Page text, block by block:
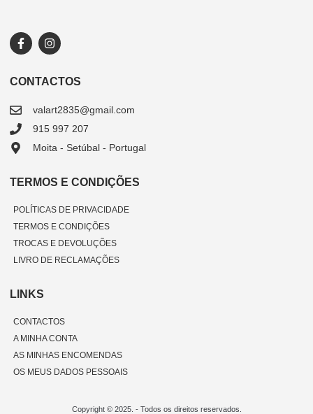
CONTACTOS
valart2835@gmail.com
915 997 207
Moita - Setúbal - Portugal
TERMOS E CONDIÇÕES
POLÍTICAS DE PRIVACIDADE
TERMOS E CONDIÇÕES
TROCAS E DEVOLUÇÕES
LIVRO DE RECLAMAÇÕES
LINKS
CONTACTOS
A MINHA CONTA
AS MINHAS ENCOMENDAS
OS MEUS DADOS PESSOAIS
Copyright © 2025. - Todos os direitos reservados.